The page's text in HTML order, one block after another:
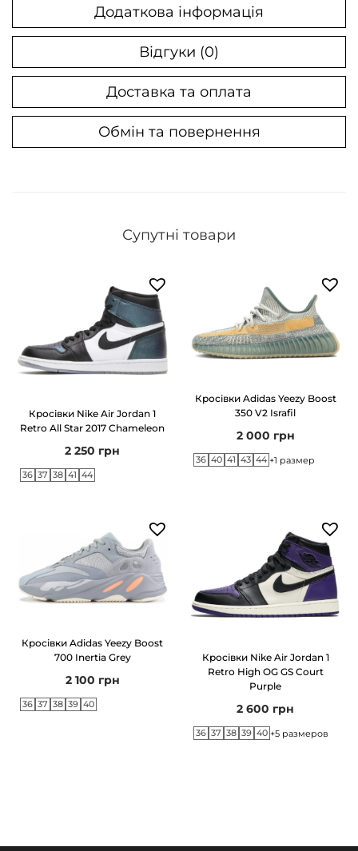
ь
с
ь
Додаткова інформація
Відгуки (0)
Доставка та оплата
Обмін та повернення
Супутні товари
Кросівки Nike Air Jordan 1
Retro All Star 2017 Chameleon
2 250 грн
36 37 38 41 44
Кросівки Adidas Yeezy Boost
350 V2 Israfil
2 000 грн
36 40 41 43 44 +1 размер
Кросівки Adidas Yeezy Boost
700 Inertia Grey
2 100 грн
36 37 38 39 40
Кросівки Nike Air Jordan 1
Retro High OG GS Court
Purple
2 600 грн
36 37 38 39 40 +5 размеров